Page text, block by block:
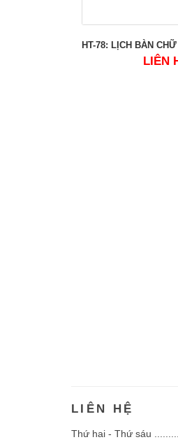
LIÊN
LIÊN HỆ
Thứ hai - Thứ sáu